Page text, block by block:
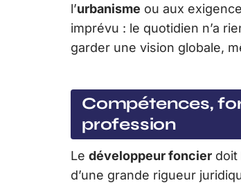
l’urbanisme ou aux
imprévu : le quotidien n’a
garder une vision globale,
Compétences,
profession
Le développeur foncier doit
d’une grande rigueur